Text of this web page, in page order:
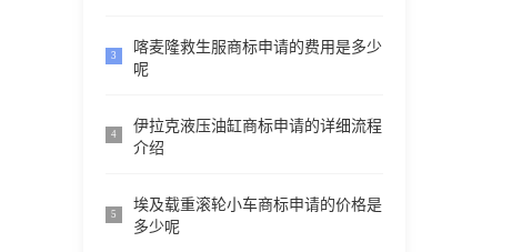
3
喀麦隆救生服商标申请的费用是多少
呢
4
伊拉克液压油缸商标申请的详细流程
介绍
5
埃及载重滚轮小车商标申请的价格是
多少呢